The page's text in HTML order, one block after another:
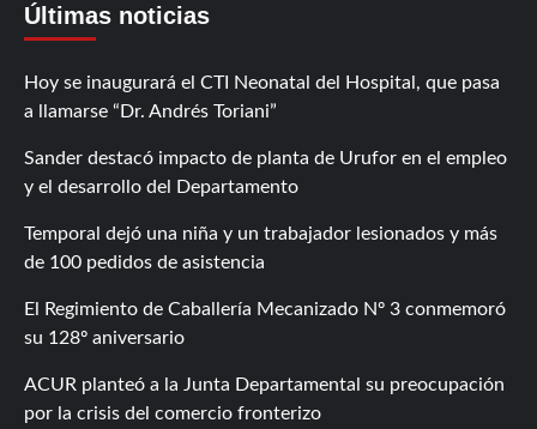
Últimas noticias
Hoy se inaugurará el CTI Neonatal del Hospital, que pasa
a llamarse “Dr. Andrés Toriani”
Sander destacó impacto de planta de Urufor en el empleo
y el desarrollo del Departamento
Temporal dejó una niña y un trabajador lesionados y más
de 100 pedidos de asistencia
El Regimiento de Caballería Mecanizado Nº 3 conmemoró
su 128º aniversario
ACUR planteó a la Junta Departamental su preocupación
por la crisis del comercio fronterizo